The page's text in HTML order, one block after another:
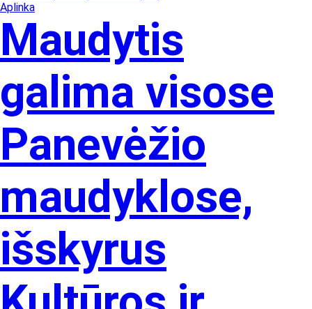
Aplinka
Maudytis
galima visose
Panevėžio
maudyklose,
išskyrus